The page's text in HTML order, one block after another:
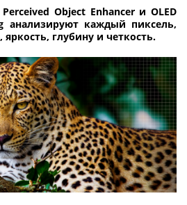
Object Enhancer и OLED
анализируют каждый пиксель,
глубину и четкость.